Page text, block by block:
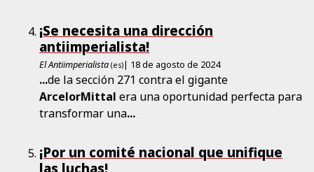
¡Se necesita una dirección
antiimperialista!
El Antiimperialista (es)| 18 de agosto de 2024
...de la sección 271 contra el gigante
ArcelorMittal era una oportunidad perfecta para
transformar una...
¡Por un comité nacional que unifique
las luchas!